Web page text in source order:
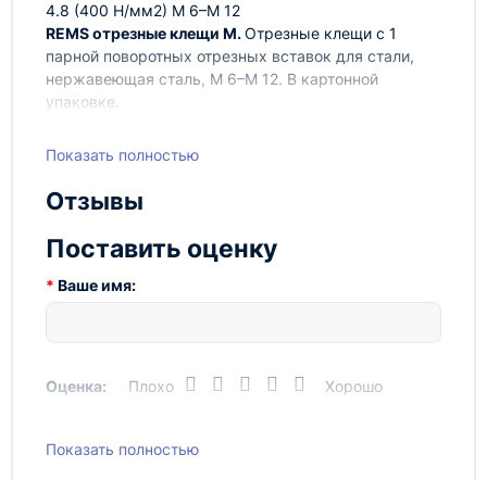
4.8 (400 Н/мм2) M 6–M 12
REMS отрезные клещи M.Отрезные клещи с 1
парной поворотных отрезных вставок для стали,
нержавеющая сталь, M 6–M 12. В картонной
упаковке.
Показать полностью
Отзывы
Поставить оценку
Ваше имя:
Оценка: Плохо Хорошо
Написать отзыв
Показать полностью